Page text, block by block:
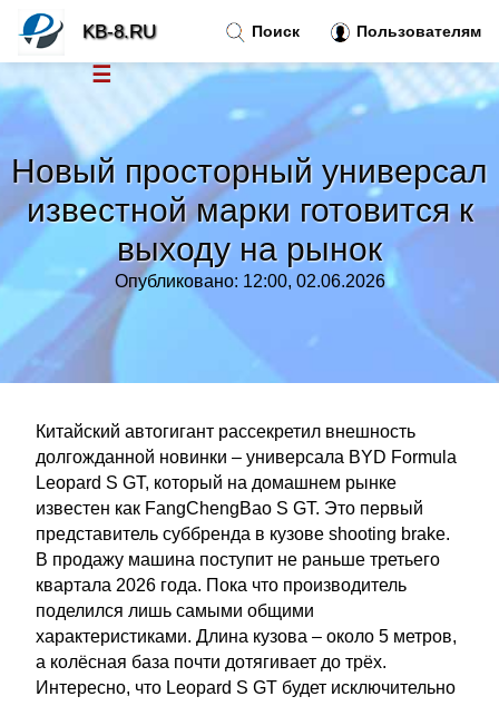
Новый просторный универсал
известной марки готовится к
выходу на рынок
Опубликовано: 12:00, 02.06.2026
Китайский автогигант рассекретил внешность
долгожданной новинки – универсала BYD Formula
Leopard S GT, который на домашнем рынке
известен как FangChengBao S GT. Это первый
представитель суббренда в кузове shooting brake.
В продажу машина поступит не раньше третьего
квартала 2026 года. Пока что производитель
поделился лишь самыми общими
характеристиками. Длина кузова – около 5 метров,
а колёсная база почти дотягивает до трёх.
Интересно, что Leopard S GT будет исключительно
Поиск Пользователям
KB-8.RU
☰
Новости
Тренды новостей»
»
Правила »
Контакт»